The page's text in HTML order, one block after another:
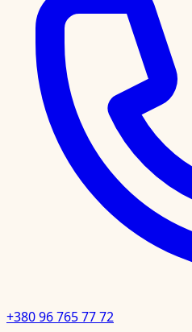
+380 96 765 77 72